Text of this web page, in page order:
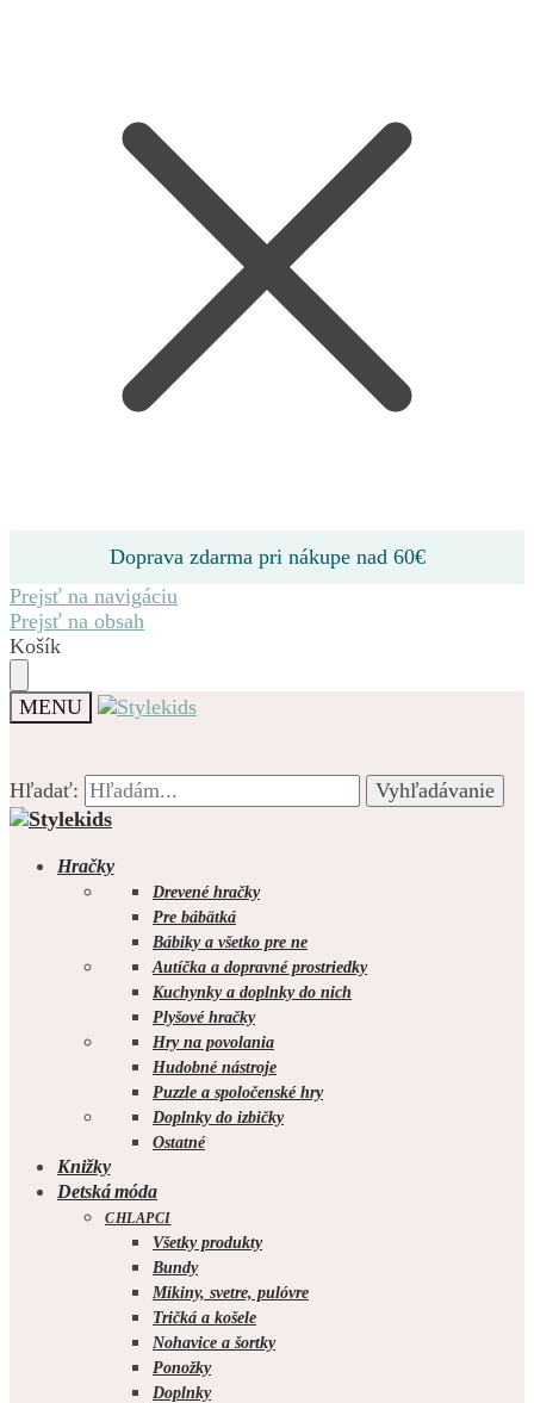
Prejsť na navigáciu
Prejsť na obsah
Košík
MENU
Hľadať: Vyhľadávanie
0.00
Hľadať: Vyhľadávanie
Hračky
Drevené hračky
Pre bábätká
Bábiky a všetko pre ne
Autíčka a dopravné prostriedky
Kuchynky a doplnky do nich
Plyšové hračky
Hry na povolania
Hudobné nástroje
Puzzle a spoločenské hry
Doplnky do izbičky
Ostatné
Knižky
Detská móda
CHLAPCI
Všetky produkty
Bundy
Mikiny, svetre, pulóvre
Tričká a košele
Nohavice a šortky
Ponožky
Doplnky
Doprava zdarma pri nákupe nad 60€